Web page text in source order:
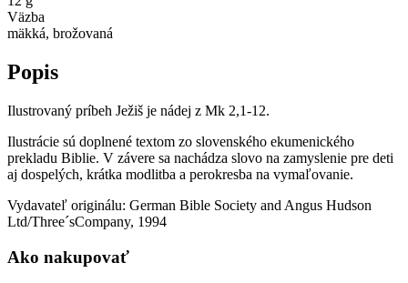
Väzba
mäkká, brožovaná
Popis
Ilustrovaný príbeh Ježiš je nádej z Mk 2,1-12.
Ilustrácie sú doplnené textom zo slovenského ekumenického
prekladu Biblie. V závere sa nachádza slovo na zamyslenie pre deti
aj dospelých, krátka modlitba a perokresba na vymaľovanie.
Vydavateľ originálu: German Bible Society and Angus Hudson
Ltd/Three´sCompany, 1994
Ako nakupovať